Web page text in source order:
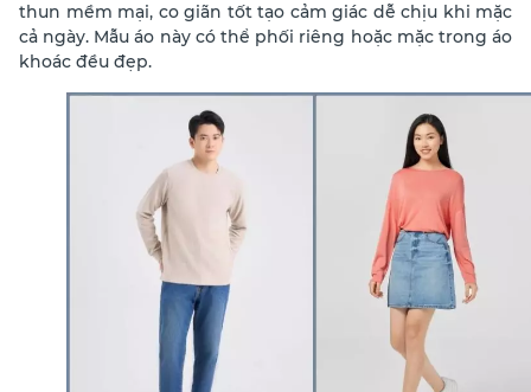
thun mềm mại, co giãn tốt tạo cảm giác dễ chịu khi mặc
cả ngày. Mẫu áo này có thể phối riêng hoặc mặc trong áo
khoác đều đẹp.